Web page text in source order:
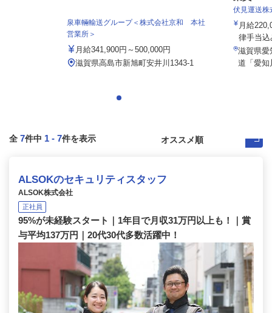
泉車輛輸送グループ＜株式会社京和 本社
営業所＞
月給341,900円～500,000円
滋賀県高島市新旭町安井川1343-1
伏見運送株
月給
律手当
滋賀県愛
道「愛知
全 7件中 1 - 7件を表示
ALSOKのセキュリティスタッフ
ALSOK株式会社
正社員
95%が未経験スタート｜1年目で月収31万円以上も！｜賞
与平均137万円｜20代30代多数活躍中！